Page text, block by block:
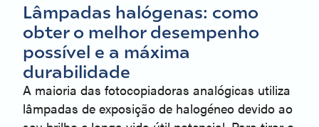
Lâmpadas halógenas: como
obter o melhor desempenho
possível e a máxima
durabilidade
A maioria das fotocopiadoras analógicas utiliza
lâmpadas de exposição de halogéneo devido ao